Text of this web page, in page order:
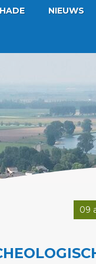
NIEUWS
09